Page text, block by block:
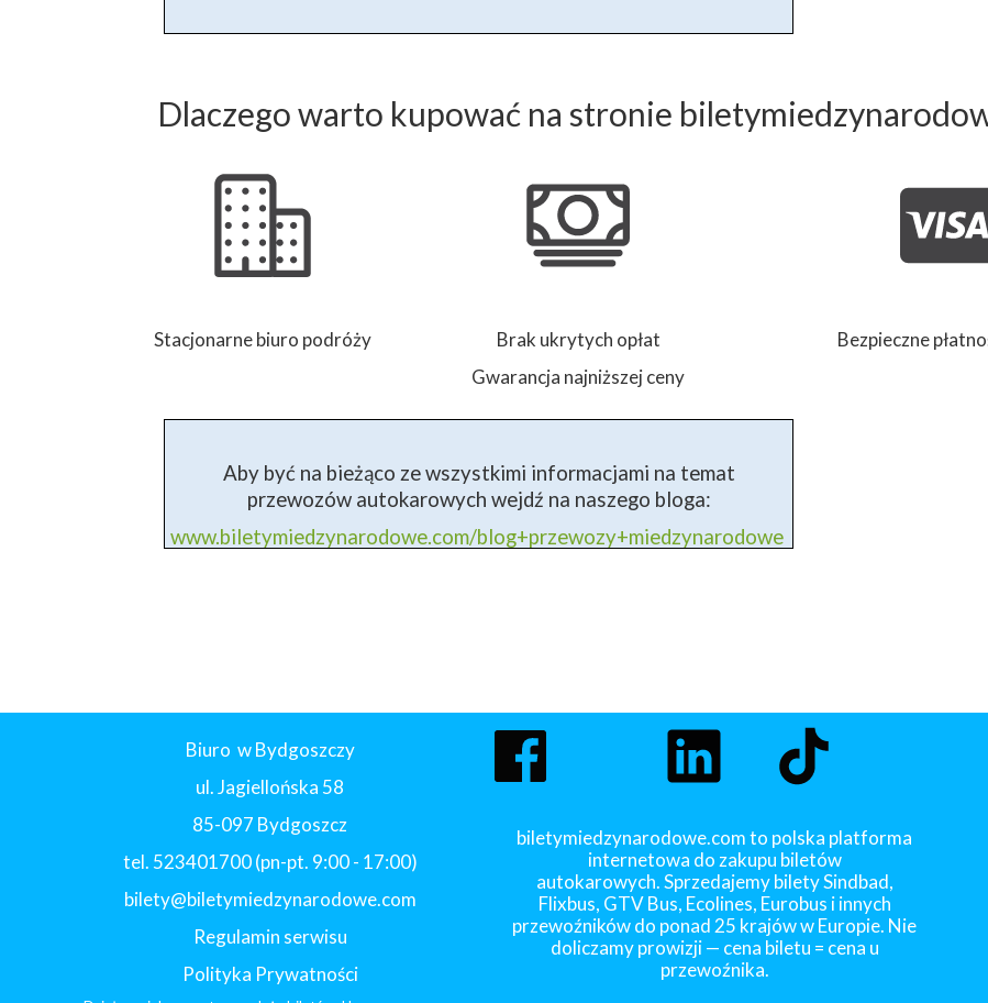
Bezpieczne
Brak ukrytych opłat
Gwarancja najniższej ceny
Stacjonarne biuro podróży
Dlaczego warto kupować na stronie
Aby być na bieżąco ze wszystkimi informacjami na temat
przewozów autokarowych wejdź na naszego bloga:
www.biletymiedzynarodowe.com/blog+przewozy+miedzynarodowe
biletymiedzynarodowe.com to polska platforma
internetowa do zakupu biletów
autokarowych. Sprzedajemy bilety Sindbad,
Flixbus, GTV Bus, Ecolines, Eurobus i innych
przewoźników do ponad 25 krajów w Europie. Nie
doliczamy prowizji — cena biletu = cena u
przewoźnika.
Biuro w Bydgoszczy
ul. Jagiellońska 58
85-097 Bydgoszcz
tel. 523401700 (pn-pt. 9:00 - 17:00)
bilety@biletymiedzynarodowe.com
Regulamin serwisu
Polityka Prywatności